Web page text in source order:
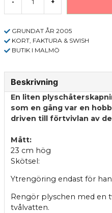
- +
GRUNDAT ÅR 2005
KORT, FAKTURA & SWISH
BUTIK I MALMÖ
Beskrivning
En liten
som en gång var en
driven till förtvivlan av
Mått:
23 cm hög
Skötsel:
Ytrengöring endast för
Rengör plyschen med en
tvålvatten.